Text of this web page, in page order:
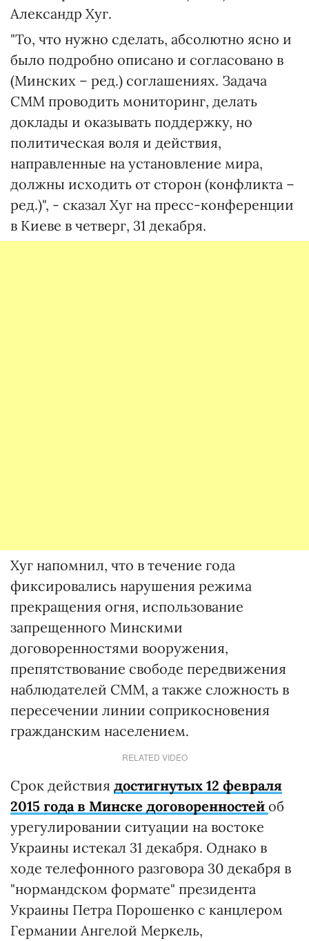
Александр Хуг.
"То, что нужно сделать, абсолютно ясно и
было подробно описано и согласовано в
(Минских – ред.) соглашениях. Задача
СММ проводить мониторинг, делать
доклады и оказывать поддержку, но
политическая воля и действия,
направленные на установление мира,
должны исходить от сторон (конфликта –
ред.)", - сказал Хуг на пресс-конференции
в Киеве в четверг, 31 декабря.
Хуг напомнил, что в течение года
фиксировались нарушения режима
прекращения огня, использование
запрещенного Минскими
договоренностями вооружения,
препятствование свободе передвижения
наблюдателей СММ, а также сложность в
пересечении линии соприкосновения
гражданским населением.
RELATED VIDEO
Срок действия достигнутых 12 февраля
2015 года в Минске договоренностей об
урегулировании ситуации на востоке
Украины истекал 31 декабря. Однако в
ходе телефонного разговора 30 декабря в
"нормандском формате" президента
Украины Петра Порошенко с канцлером
Германии Ангелой Меркель,